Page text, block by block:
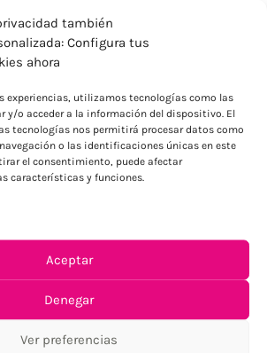
también
Configura tus
ahora
experiencias, utilizamos tecnologías como las
y/o acceder a la información del dispositivo. El
tecnologías nos permitirá procesar datos como
o las identificaciones únicas en este
el consentimiento, puede afectar
características y funciones.
Aceptar
Denegar
Ver preferencias
ECONÓMICOS
Península, resto consultar
= LA NUESTRA